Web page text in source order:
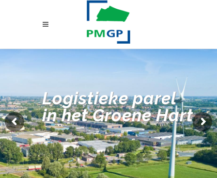
Logistieke parel
in het Groene Hart